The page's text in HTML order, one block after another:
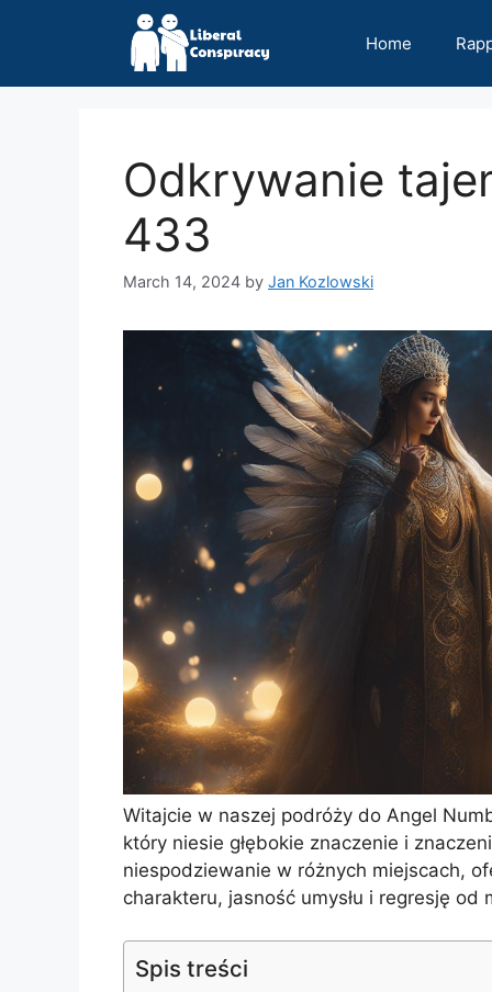
Home
Odkrywanie
433
March 14, 2024 by Jan Kozlowski
Witajcie w naszej podróży do Angel
który niesie głębokie znaczenie i
niespodziewanie w różnych miejscach,
charakteru, jasność umysłu i regresję od
Spis treści